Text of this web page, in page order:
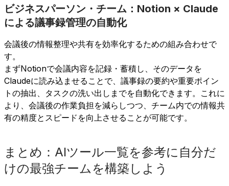
ビジネスパーソン・チーム：Notion × Claude
による議事録管理の自動化
会議後の情報整理や共有を効率化するための組み合わせで
す。
まずNotionで会議内容を記録・蓄積し、そのデータを
Claudeに読み込ませることで、議事録の要約や重要ポイン
トの抽出、タスクの洗い出しまでを自動化できます。これに
より、会議後の作業負担を減らしつつ、チーム内での情報共
有の精度とスピードを向上させることが可能です。
まとめ：AIツール一覧を参考に自分だ
けの最強チームを構築しよう